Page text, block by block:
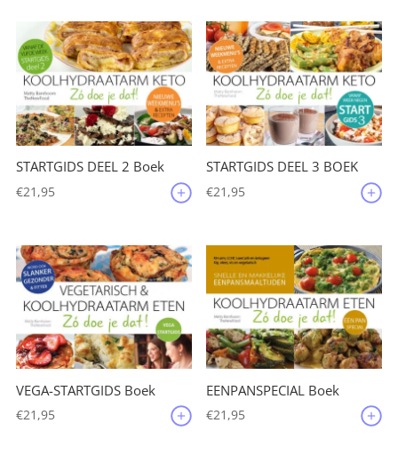
STARTGIDS DEEL 2 Boek
€21,95
STARTGIDS DEEL 3 BOEK
€21,95
VEGA-STARTGIDS Boek
€21,95
EENPANSPECIAL Boek
€21,95